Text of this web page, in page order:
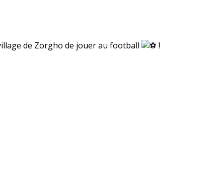
de Zorgho de jouer au football
!